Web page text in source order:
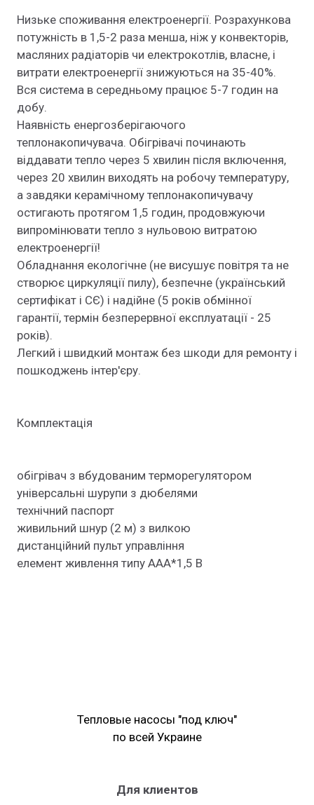
Низьке споживання електроенергії. Розрахункова
потужність в 1,5-2 раза менша, ніж у конвекторів,
масляних радіаторів чи електрокотлів, власне, і
витрати електроенергії знижуються на 35-40%.
Вся система в середньому працює 5-7 годин на
добу.
Наявність енергозберігаючого
теплонакопичувача. Обігрівачі починають
віддавати тепло через 5 хвилин після включення,
через 20 хвилин виходять на робочу температуру,
а завдяки керамічному теплонакопичувачу
остигають протягом 1,5 годин, продовжуючи
випромінювати тепло з нульовою витратою
електроенергії!
Обладнання екологічне (не висушує повітря та не
створює циркуляції пилу), безпечне (український
сертифікат і СЄ) і надійне (5 років обмінної
гарантії, термін безперервної експлуатації - 25
років).
Легкий і швидкий монтаж без шкоди для ремонту і
пошкоджень інтер'єру.
Комплектація
обігрівач з вбудованим терморегулятором
універсальні шурупи з дюбелями
технічний паспорт
живильний шнур (2 м) з вилкою
дистанційний пульт управління
елемент живлення типу ААА*1,5 В
Тепловые насосы "под ключ"
по всей Украине
Для клиентов